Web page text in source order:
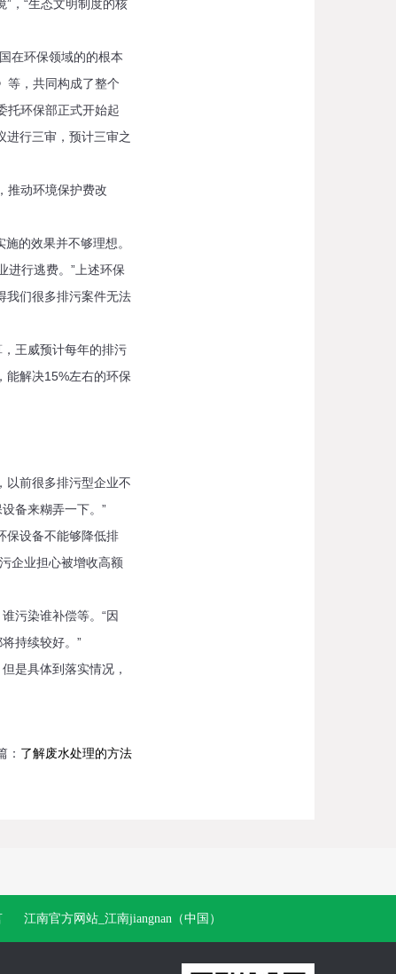
，“生态文明制度的核
在环保领域的的根本
等，共同构成了整个
托环保部正式开始起
进行三审，预计三审之
推动环境保护费改
的效果并不够理想。
行逃费。”上述环保
我们很多排污案件无法
王威预计每年的排污
能解决15%左右的环保
前很多排污型企业不
备来糊弄一下。”
设备不能够降低排
企业担心被增收高额
污染谁补偿等。“因
持续较好。”
是具体到落实情况，
： 了解废水处理的方法
江南官方网站_江南jiangnan（中国）